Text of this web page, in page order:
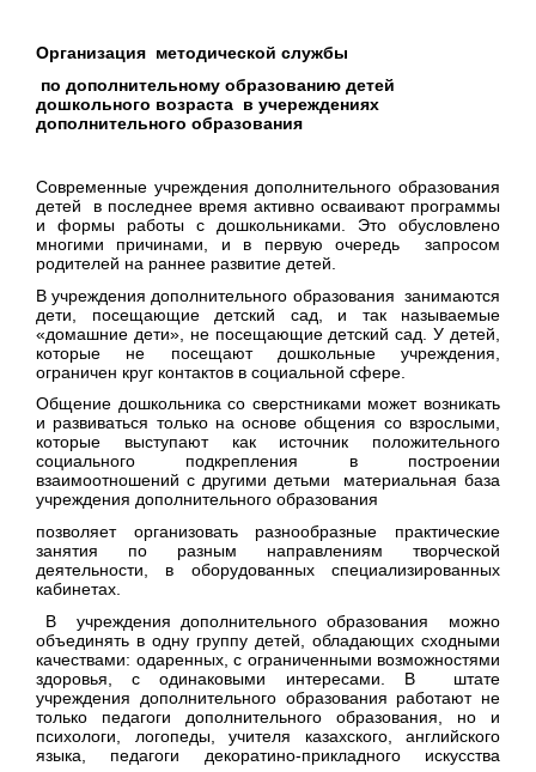
Организация методической службы
по дополнительному образованию детей
дошкольного возраста в учереждениях
дополнительного образования
Современные учреждения дополнительного образования
детей в последнее время активно осваивают программы
и формы работы с дошкольниками. Это обусловлено
многими причинами, и в первую очередь запросом
родителей на раннее развитие детей.
В учреждения дополнительного образования занимаются
дети, посещающие детский сад, и так называемые
«домашние дети», не посещающие детский сад. У детей,
которые не посещают дошкольные учреждения,
ограничен круг контактов в социальной сфере.
Общение дошкольника со сверстниками может возникать
и развиваться только на основе общения со взрослыми,
которые выступают как источник положительного
социального подкрепления в построении
взаимоотношений с другими детьми материальная база
учреждения дополнительного образования
позволяет организовать разнообразные практические
занятия по разным направлениям творческой
деятельности, в оборудованных специализированных
кабинетах.
В учреждения дополнительного образования можно
объединять в одну группу детей, обладающих сходными
качествами: одаренных, с ограниченными возможностями
здоровья, с одинаковыми интересами. В штате
учреждения дополнительного образования работают не
только педагоги дополнительного образования, но и
психологи, логопеды, учителя казахского, английского
языка, педагоги декоратино-прикладного искусства